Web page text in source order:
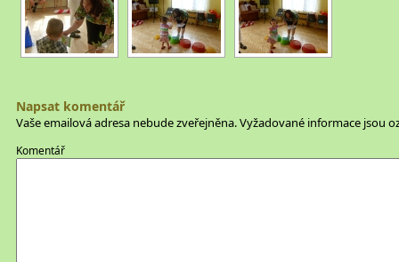
Napsat komentář
Vaše emailová adresa nebude zveřejněna.Vyžadované informace jsou
Komentář